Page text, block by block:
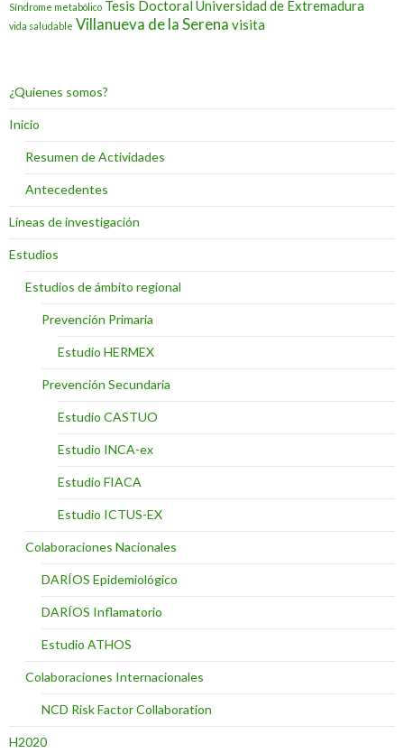
Síndrome metabólico Tesis Doctoral Universidad de Extremadura
vida saludable Villanueva de la Serena visita
¿Quienes somos?
Inicio
Resumen de Actividades
Antecedentes
Líneas de investigación
Estudios
Estudios de ámbito regional
Prevención Primaria
Estudio HERMEX
Prevención Secundaria
Estudio CASTUO
Estudio INCA-ex
Estudio FIACA
Estudio ICTUS-EX
Colaboraciones Nacionales
DARÍOS Epidemiológico
DARÍOS Inflamatorio
Estudio ATHOS
Colaboraciones Internacionales
NCD Risk Factor Collaboration
H2020